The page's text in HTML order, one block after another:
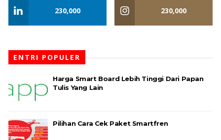
230,000 230,000
ENTRI POPULER
Harga Smart Board Lebih Tinggi Dari Papan
Tulis Yang Lain
Pilihan Cara Cek Paket Smartfren